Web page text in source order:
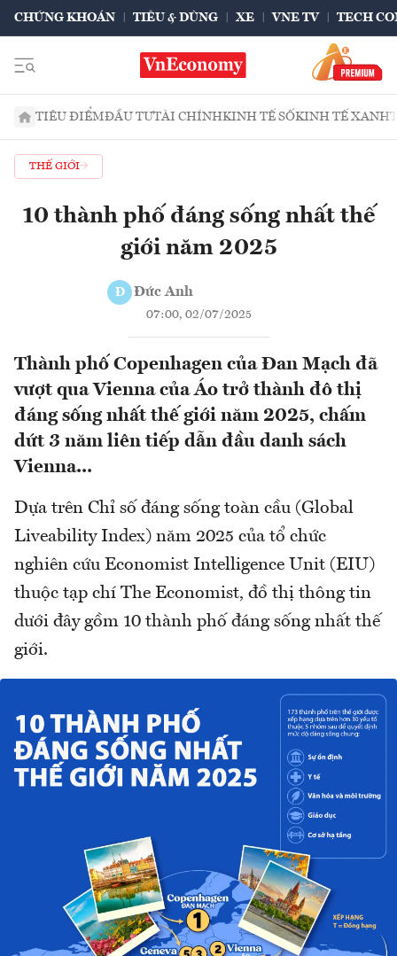
CHỨNG KHOÁN TIÊU & DÙNG XE VNE TV TECH
TIÊU ĐIỂMĐẦU TƯTÀI CHÍNHKINH TẾ SỐKINH TẾ XANH
THẾ GIỚI
10 thành phố đáng sống nhất thế
giới năm 2025
Đ Đức Anh
07:00, 02/07/2025
Thành phố Copenhagen của Đan Mạch đã
vượt qua Vienna của Áo trở thành đô thị
đáng sống nhất thế giới năm 2025, chấm
dứt 3 năm liên tiếp dẫn đầu danh sách
Vienna...
Dựa trên Chỉ số đáng sống toàn cầu (Global
Liveability Index) năm 2025 của tổ chức
nghiên cứu Economist Intelligence Unit (EIU)
thuộc tạp chí The Economist, đồ thị thông tin
dưới đây gồm 10 thành phố đáng sống nhất thế
giới.